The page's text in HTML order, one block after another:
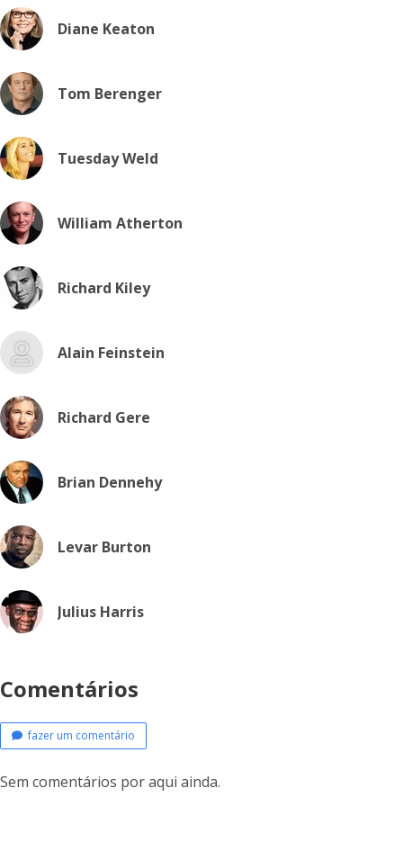
Diane Keaton
Tom Berenger
Tuesday Weld
William Atherton
Richard Kiley
Alain Feinstein
Richard Gere
Brian Dennehy
Levar Burton
Julius Harris
Comentários
fazer um comentário
Sem comentários por aqui ainda.